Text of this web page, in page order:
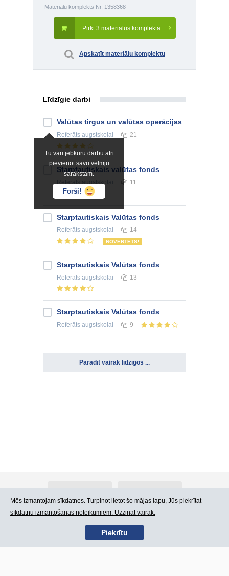
Materiālu komplekts Nr. 1358368
Pirkt 3 materiālus komplektā
Apskatīt materiālu komplektu
Līdzīgie darbi
Tu vari jebkuru darbu ātri
pievienot savu vēlmju
sarakstam.
Forši!
Valūtas tirgus un valūtas operācijas
Referāts augstskolai 21
Starptautiskais valūtas fonds
Referātsaugstskolai 11
Starptautiskais Valūtas fonds
Referāts augstskolai 14
NOVĒRTĒTS!
Starptautiskais Valūtas fonds
Referāts augstskolai 13
Starptautiskais Valūtas fonds
Referāts augstskolai 9
Parādīt vairāk līdzīgos ...
Kontakti Lietošanas noteikumi
Mēs izmantojam sīkdatnes. Turpinot lietot šo mājas lapu, Jūs piekrītat
sīkdatņu izmantošanas noteikumiem. Uzzināt vairāk.
Piekrītu